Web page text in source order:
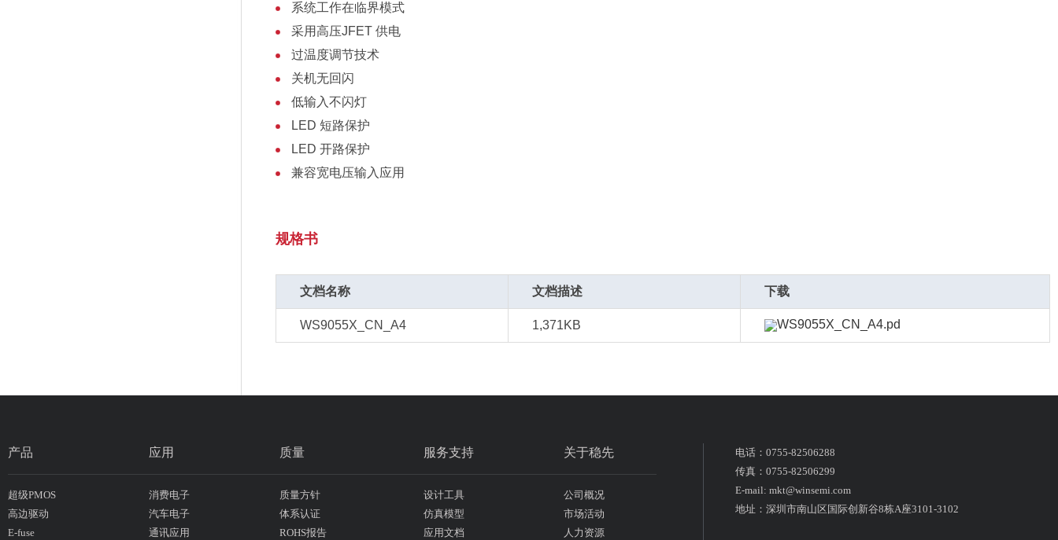
系统工作在临界模式
采用高压JFET 供电
过温度调节技术
关机无回闪
低输入不闪灯
LED 短路保护
LED 开路保护
兼容宽电压输入应用
规格书
文档名称 文档描述 下载
WS9055X_CN_A4 1,371KB WS9055X_CN_A4.pd
产品
超级PMOS
高边驱动
E-fuse
应用
消费电子
汽车电子
通讯应用
质量
质量方针
体系认证
ROHS报告
服务支持
设计工具
仿真模型
应用文档
关于稳先
公司概况
市场活动
人力资源
电话：0755-82506288
传真：0755-82506299
E-mail: mkt@winsemi.com
地址：深圳市南山区国际创新谷8栋A座3101-3102